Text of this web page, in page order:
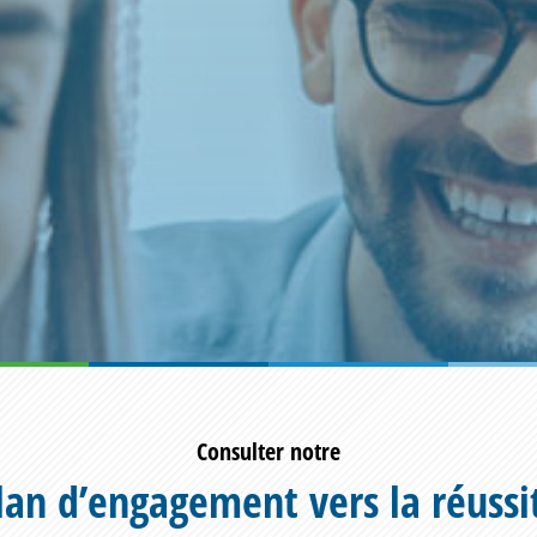
Consulter notre
d’engagement vers la